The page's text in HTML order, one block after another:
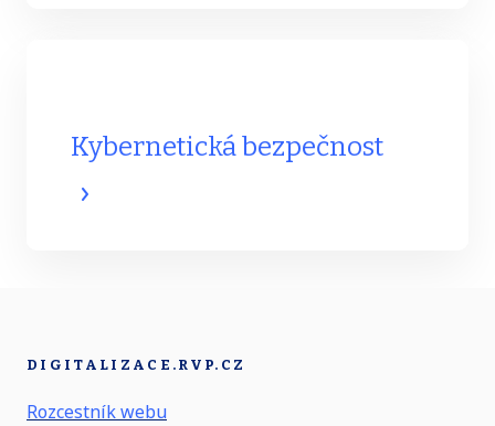
Kybernetická bezpečnost
DIGITALIZACE.RVP.CZ
Rozcestník webu